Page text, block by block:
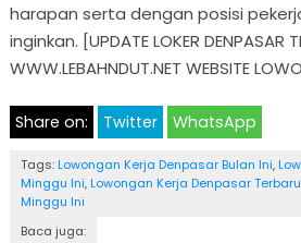
harapan serta dengan posisi
inginkan. [UPDATE LOKER DENPASAR
WWW.LEBAHNDUT.NET WEBSITE
Share on: Twitter WhatsApp
Tags: Lowongan Kerja Denpasar Bulan Ini,
Minggu Ini, Lowongan Kerja Denpasar Terbaru
Minggu Ini
Baca juga: